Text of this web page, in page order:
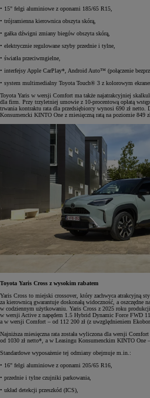
• 15" felgi aluminiowe z oponami 185/65 R15,
• trójramienna kierownica obszyta skórą,
• gałka dźwigni zmiany biegów obszyta skórą,
• elektrycznie regulowane szyby przednie i tylne,
• światła przeciwmgielne,
• interfejsy Apple CarPlay*, Android Auto™ (połączenie
• system multimedialny Toyota Touch® 3 z kolorowym
Toyota Yaris w wersji Comfort ma także najatrakcyjniej
dla firm. Przy trzyletniej umowie z 10-procentową opłatą
trwania kontraktu rata dla przedsiębiorcy wynosi 690 zł netto.
Konsumencki KINTO One z miesięczną ratą na poziomie 849
Toyota Yaris Cross z wysokim rabatem
Yaris Cross to miejski crossover, który zachwyca atrakcyjną
za kierownicą gwarantuje doskonałą widoczność, a oszczędne
w codziennym użytkowaniu. Yaris Cross z 2025 roku
w wersji Active z napędem 1.5 Hybrid Dynamic Force FWD
a w wersji Comfort – od 112 200 zł (z uwzględnieniem
Najniższa miesięczna rata została wyliczona dla wersji
od 1030 zł netto*, a w Leasingu Konsumenckim KINTO One
Standardowe wyposażenie tej odmiany obejmuje m.in.:
• 16" felgi aluminiowe z oponami 205/65 R16,
• przednie i tylne czujniki parkowania,
• układ detekcji przeszkód (ICS),